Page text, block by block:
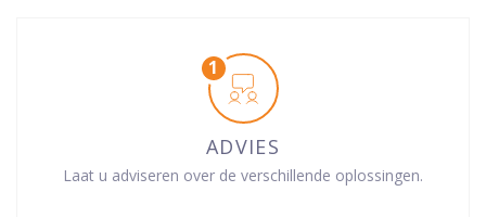
ADVIES
Laat u adviseren over de verschillende oplossingen.